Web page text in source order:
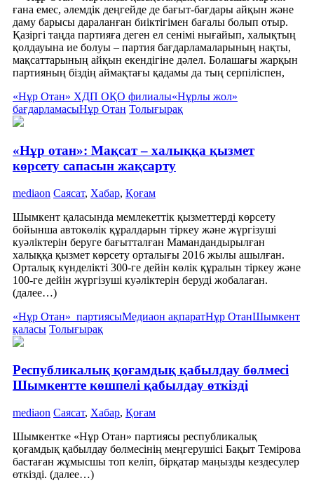
ғана емес, әлемдік деңгейде де бағыт-бағдары айқын және
даму барысы дараланған биіктігімен бағалы болып отыр.
Қазіргі таңда партияға деген ел сенімі нығайып, халықтың
қолдауына ие болуы – партия бағдарламаларының нақты,
мақсаттарының айқын екендігіне дәлел. Болашағы жарқын
партияның біздің аймақтағы қадамы да тың серпіліспен,
«Нұр Отан» ХДП ОҚО филиалы«Нұрлы жол»
бағдарламасыНұр Отан Толығырақ
«Нұр отан»: Мақсат – халыққа қызмет
көрсету сапасын жақсарту
mediaon Саясат, Хабар, Қоғам
Шымкент қаласында мемлекеттік қызметтерді көрсету
бойынша автокөлік құралдарын тіркеу және жүргізуші
куәліктерін беруге бағытталған Мамандандырылған
халыққа қызмет көрсету орталығы 2016 жылы ашылған.
Орталық күнделікті 300-ге дейін көлік құралын тіркеу және
100-ге дейін жүргізуші куәліктерін беруді жобалаған.
(далее…)
«Нұр Отан» партиясыМедиаон ақпаратНұр ОтанШымкент
қаласы Толығырақ
Республикалық қоғамдық қабылдау бөлмесі
Шымкентте көшпелі қабылдау өткізді
mediaon Саясат, Хабар, Қоғам
Шымкентке «Нұр Отан» партиясы республикалық
қоғамдық қабылдау бөлмесінің меңгерушісі Бақыт Темірова
бастаған жұмысшы топ келіп, бірқатар маңызды кездесулер
өткізді. (далее…)